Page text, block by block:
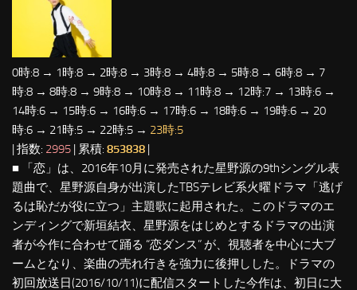
0時:8 → 1時:8 → 2時:8 → 3時:8 → 4時:8 → 5時:8 → 6時:8 → 7
時:8 → 8時:8 → 9時:8 → 10時:8 → 11時:8 → 12時:7 → 13時:6 →
14時:6 → 15時:6 → 16時:6 → 17時:6 → 18時:6 → 19時:6 → 20
時:6 → 21時:5 → 22時:5 → 23時:5
| 指数: 2995 | 累積: 853838 |
■ 「恋」は、2016年10月に発売された星野源の9thシングル表
題曲で、星野源自身が出演したTBSテレビ系火曜ドラマ「逃げ
るは恥だが役に立つ」主題歌に起用された。このドラマのエ
ンディングで新垣結衣、星野源をはじめとするドラマの出演
者が今作に合わせて踊る “恋ダンス” が、視聴者を中心に大ブ
ームとなり、楽曲の売れ行きを強力に後押しした。ドラマの
初回放送日(2016/10/11)に配信スタートした今作は、初日に大